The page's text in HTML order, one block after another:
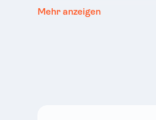
Ideal Lux Leseleuchten
Mehr anzeigen